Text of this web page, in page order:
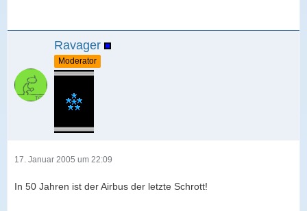
Ravager
Moderator
17. Januar 2005 um 22:09
In 50 Jahren ist der Airbus der letzte Schrott!